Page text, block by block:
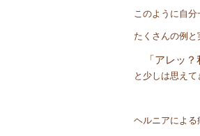
このように自
たくさんの例と
「アレッ？
と少しは思えて
ヘルニアによる